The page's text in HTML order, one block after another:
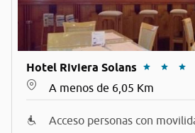
Hotel Riviera Solans
A menos de 6,05 Km
Acceso personas con